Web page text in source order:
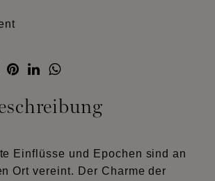
Einflüsse und Epochen sind an
Ort vereint. Der Charme der